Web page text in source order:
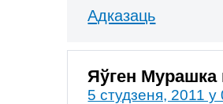
Адказаць
Яўген Мурашка
5 студзеня, 2011 у